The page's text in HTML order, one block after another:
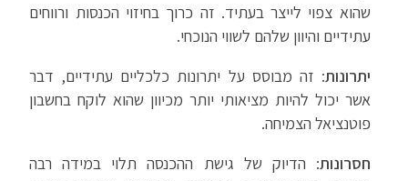
שהוא צפוי לייצר בעתיד. זה כרוך בחיזוי הכנסות ורווחים
עתידיים והיוון שלהם לשווי הנוכחי.
יתרונות: זה מבוסס על יתרונות כלכליים עתידיים, דבר
אשר יכול להיות מציאותי יותר מכיוון שהוא לוקח בחשבון
פוטנציאל הצמיחה.
חסרונות: הדיוק של גישת ההכנסה תלוי במידה רבה